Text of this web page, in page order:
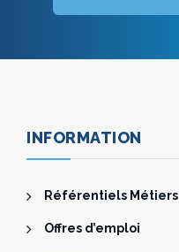
INFORMATION
Référentiels Métiers
Offres d’emploi